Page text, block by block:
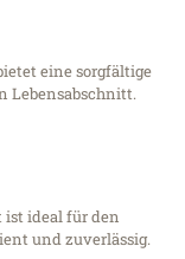
eine sorgfältige
Lebensabschnitt.
ideal für den
und zuverlässig.